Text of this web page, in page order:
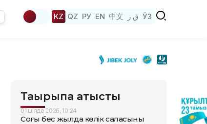
KZ QZ РУ EN 中文 ق ز ЎЗ
Тақырыпқа қатысты
01 шілде 2026, 10:24
Соңғы бес жылда көлік саласының